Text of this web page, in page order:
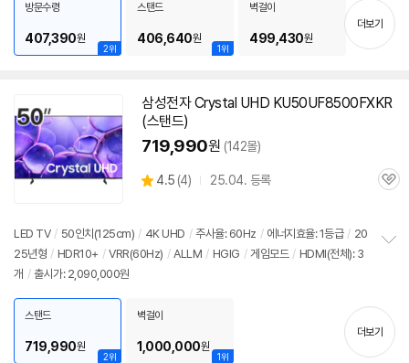
기
2위
방문수령
407,390원
1위
스탠드
406,640원
벽걸이
499,430원
더보기
삼성전자 Crystal UHD KU50UF8500FXKR
(스탠드)
719,990원 (142몰)
별
4.5 (상
뷰
4) 25.04. 등록
관
LED TV / 50인치 (125cm) / 4K UHD / 주사율: 60Hz / 에너지효율: 1등급 / 20
25년형 / HDR10+ / VRR(60Hz) / ALLM / HGIG / 게임모드 / HDMI(전체): 3
개 / 출시가: 2,090,000원
기
2위
스탠드
719,990원
1위
벽걸이
1,000,000원
더보기